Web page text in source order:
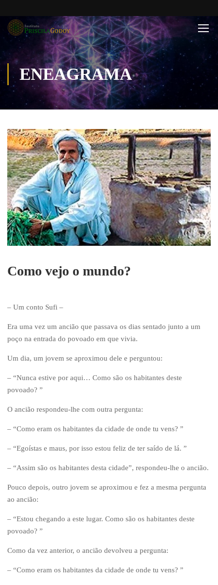
ENEAGRAMA
Como vejo o mundo?
– Um conto Sufi –
Era uma vez um ancião que passava os dias sentado junto a um
poço na entrada do povoado em que vivia.
Um dia, um jovem se aproximou dele e perguntou:
– “Nunca estive por aqui… Como são os habitantes deste
povoado? ”
O ancião respondeu-lhe com outra pergunta:
– “Como eram os habitantes da cidade de onde tu vens? ”
– “Egoístas e maus, por isso estou feliz de ter saído de lá. ”
– “Assim são os habitantes desta cidade”, respondeu-lhe o ancião.
Pouco depois, outro jovem se aproximou e fez a mesma pergunta
ao ancião:
– “Estou chegando a este lugar. Como são os habitantes deste
povoado? ”
Como da vez anterior, o ancião devolveu a pergunta:
– “Como eram os habitantes da cidade de onde tu vens? ”